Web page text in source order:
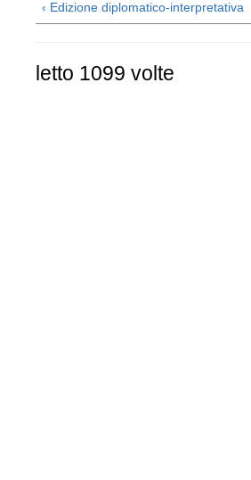
‹ Edizione diplomatico-interpretativa
letto 1099 volte